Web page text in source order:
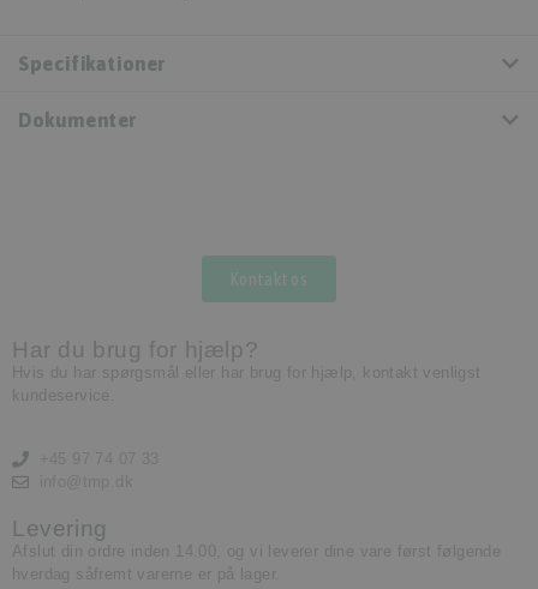
Specifikationer
Dokumenter
Kontakt os
Har du brug for hjælp?
Hvis du har spørgsmål eller har brug for hjælp, kontakt venligst
kundeservice.
Levering
Afslut din ordre inden 14.00, og vi leverer dine vare først følgende
hverdag såfremt varerne er på lager.